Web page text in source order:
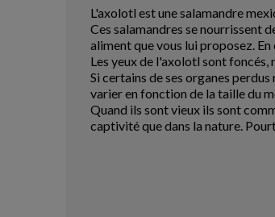
L'axolotl est une salamandre
Ces salamandres se nourrissent
aliment que vous lui proposez.
Les yeux de l'axolotl sont foncés,
Si certains de ses organes
varier en fonction de la taille du
Quand ils sont vieux ils sont
captivité que dans la nature.